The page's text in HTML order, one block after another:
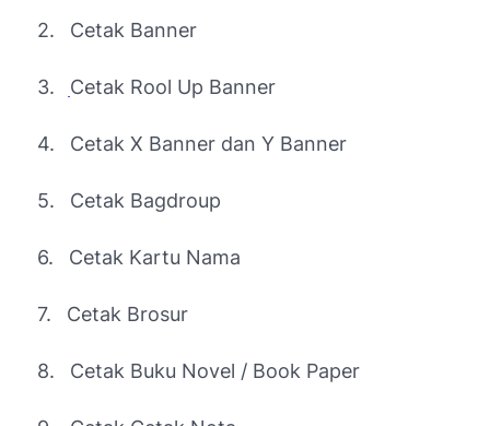
2. Cetak Banner
3. Cetak Rool Up Banner
4. Cetak X Banner dan Y Banner
5. Cetak Bagdroup
6. Cetak Kartu Nama
7. Cetak Brosur
8. Cetak Buku Novel / Book Paper